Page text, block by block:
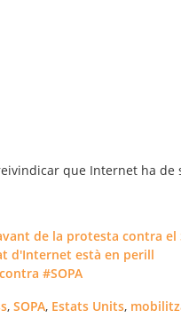
que Internet ha de
de la protesta contra el
d'Internet està en perill
#SOPA
, SOPA, Estats Units,